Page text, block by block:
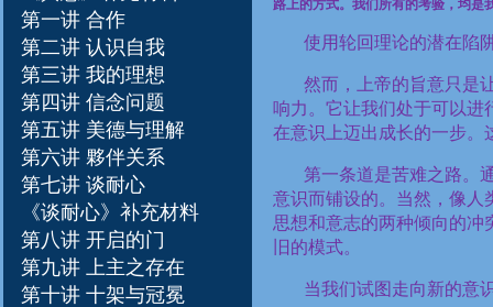
第一讲 合作
第二讲 认识自我
第三讲 我的理想
第四讲 信念问题
第五讲 美德与理解
第六讲 夥伴关系
第七讲 谈耐心
《谈耐心》补充材料
第八讲 开启的门
第九讲 上主之存在
第十讲 十架与冠冕
路上的方式。我们所有的考验，均是
使用轮回理论的潜在陷
然而，上帝的旨意只是
响力。它让我们处于可以
在意识上迈出成长的一步。
第一条道是苦难之路。
意识而铺设的。当然，像人
思想和意志的两种倾向的冲
旧的模式。
当我们试图走向新的意